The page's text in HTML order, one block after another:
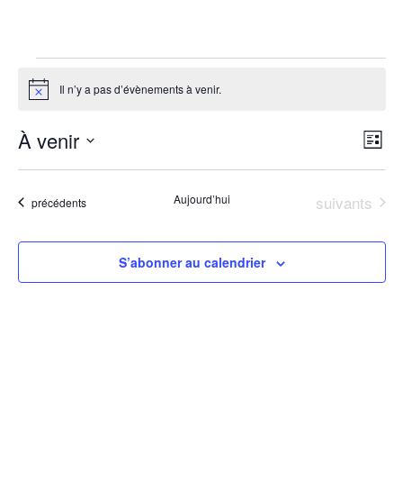
Évènements
Notice Il n’y a pas d’évènements à venir.
Liste
À venir
date.
Évènements
précédents Aujourd’hui Évènements
suivants
S’abonner au calendrier